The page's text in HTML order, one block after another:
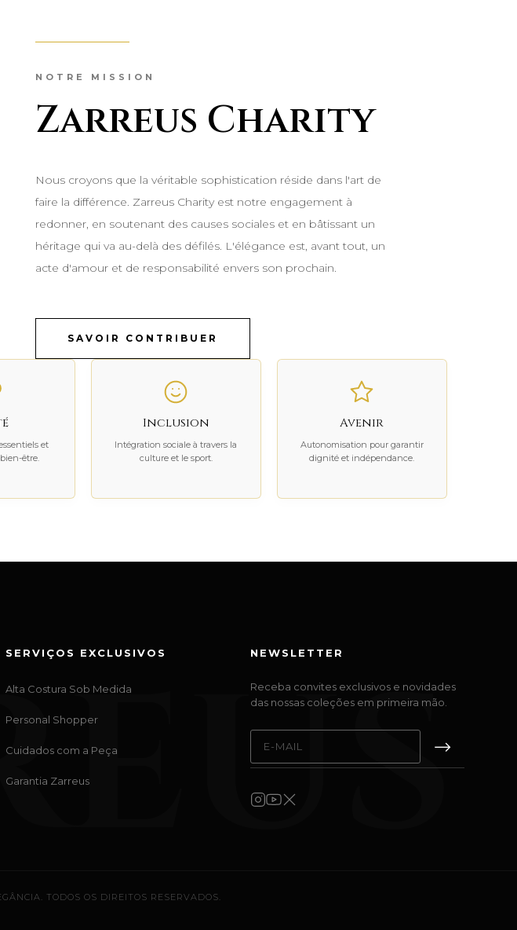
NOTRE MISSION
Zarreus Charity
Nous croyons que la véritable sophistication réside dans l'art de
faire la différence. Zarreus Charity est notre engagement à
redonner, en soutenant des causes sociales et en bâtissant un
héritage qui va au-delà des défilés. L'élégance est, avant tout, un
acte d'amour et de responsabilité envers son prochain.
SAVOIR CONTRIBUER
et
être.
Inclusion
Intégration sociale à travers la
culture et le sport.
Avenir
Autonomisation pour garantir
dignité et indépendance.
SERVIÇOS EXCLUSIVOS
Alta Costura Sob Medida
Personal Shopper
Cuidados com a Peça
Garantia Zarreus
NEWSLETTER
Receba convites exclusivos e novidades
das nossas coleções em primeira mão.
⟶
TODOS OS DIREITOS RESERVADOS.